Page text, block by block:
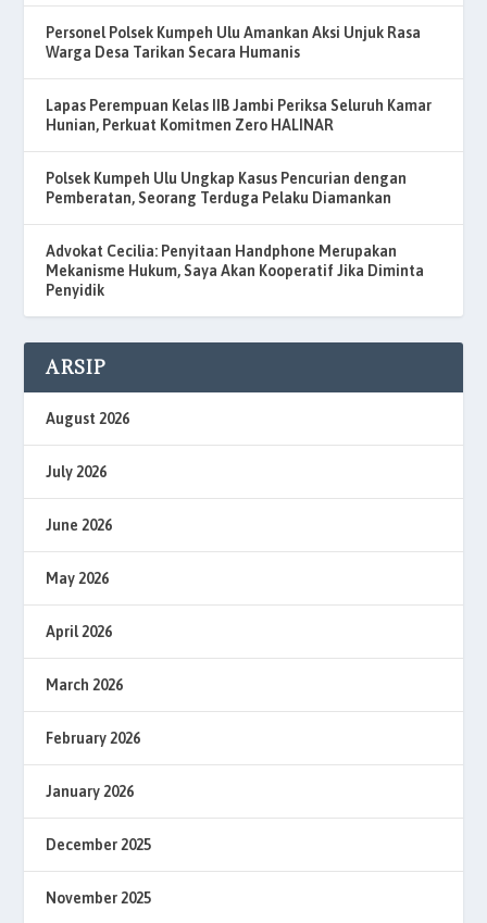
Personel Polsek Kumpeh Ulu Amankan Aksi Unjuk Rasa
Warga Desa Tarikan Secara Humanis
Lapas Perempuan Kelas IIB Jambi Periksa Seluruh Kamar
Hunian, Perkuat Komitmen Zero HALINAR
Polsek Kumpeh Ulu Ungkap Kasus Pencurian dengan
Pemberatan, Seorang Terduga Pelaku Diamankan
Advokat Cecilia: Penyitaan Handphone Merupakan
Mekanisme Hukum, Saya Akan Kooperatif Jika Diminta
Penyidik
ARSIP
August 2026
July 2026
June 2026
May 2026
April 2026
March 2026
February 2026
January 2026
December 2025
November 2025